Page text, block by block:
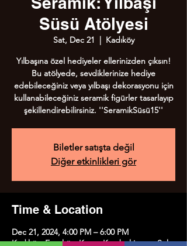
Süsü Atölyesi
Sat, Dec 21
  |
Kadıköy
Yılbaşına özel hediyeler ellerinizden çıksın!
Bu atölyede, sevdiklerinize hediye
edebileceğiniz veya yılbaşı dekorasyonu için
kullanabileceğiniz seramik figürler tasarlayıp
şekillendirebilirsiniz. ''SeramikSüsü15''
Biletler satışta değil
Diğer etkinlikleri gör
Time & Location
Dec 21, 2024, 4:00 PM – 6:00 PM
Kadıköy, Erenköy, Kazım Karabekirpaşa Sok.